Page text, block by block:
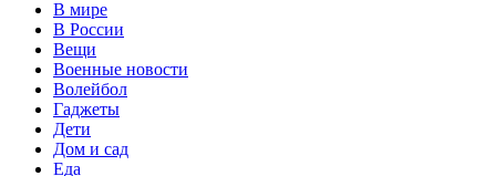
В мире
В России
Вещи
Военные новости
Волейбол
Гаджеты
Дети
Дом и сад
Еда